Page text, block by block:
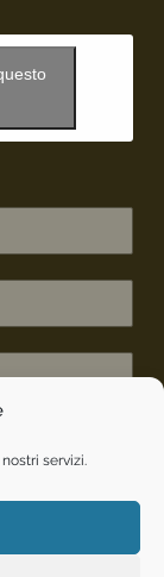
servizi.